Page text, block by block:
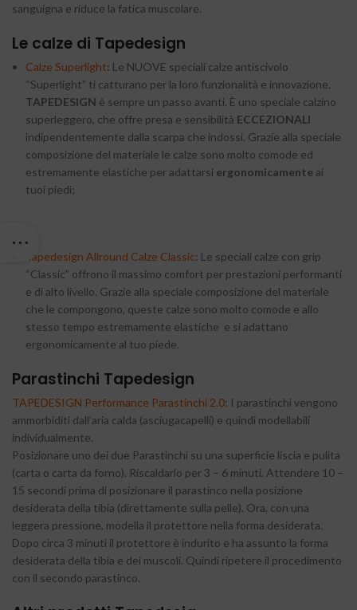
sanguigna e riduce la fatica muscolare.
Le calze di Tapedesign
Calze Superlight: Le NUOVE speciali calze antiscivolo
“Superlight” ti catturano per la loro funzionalità e innovazione.
TAPEDESIGN è sempre un passo avanti. È uno speciale calzino
superleggero, che offre presa e sensibilità ECCEZIONALI
indipendentemente dalla scarpa che indossi. Grazie alla speciale
composizione del materiale le calze sono molto comode ed
estremamente elastiche per adattarsi ergonomicamente ai
tuoi piedi;
Tapedesign Allround Calze Classic: Le speciali calze con grip
“Classic” offrono il massimo comfort per prestazioni performanti
e di alto livello. Grazie alla speciale composizione del materiale
che le compongono, queste calze sono molto comode e allo
stesso tempo estremamente elastiche e si adattano
ergonomicamente al tuo piede.
Parastinchi Tapedesign
TAPEDESIGN Performance Parastinchi 2.0: I parastinchi vengono
ammorbiditi dall’aria calda (asciugacapelli) e quindi modellabili
individualmente.
Posizionare uno dei due Parastinchi su una superficie liscia e pulita
(carta o carta da forno). Riscaldarlo per 3 – 6 minuti. Attendere 10 –
15 secondi prima di posizionare il parastinco nella posizione
desiderata della tibia (direttamente sulla pelle). Ora, con una
leggera pressione, modella il protettore nella forma desiderata.
Dopo circa 3 minuti il ​​protettore è indurito e ha assunto la forma
desiderata della tibia e dei muscoli. Quindi ripetere il procedimento
con il secondo parastinco.